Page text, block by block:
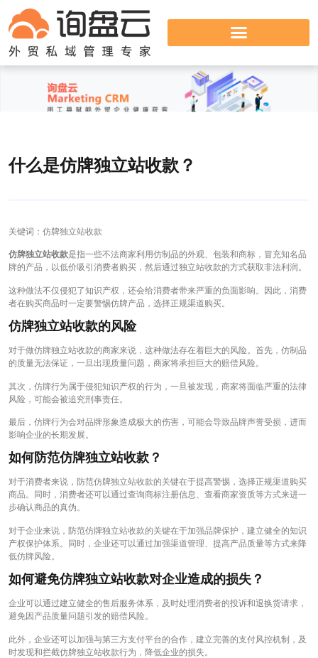
什么是仿牌独立站收款？
关键词：仿牌独立站收款
仿牌独立站收款是指一些不法商家利用仿制品的外观、包装和商标，冒充知名品
牌的产品，以低价吸引消费者购买，然后通过独立站收款的方式获取非法利润。
这种做法不仅侵犯了知识产权，还会给消费者带来严重的负面影响。因此，消费
者在购买商品时一定要警惕仿牌产品，选择正规渠道购买。
仿牌独立站收款的风险
对于做仿牌独立站收款的商家来说，这种做法存在着巨大的风险。首先，仿制品
的质量无法保证，一旦出现质量问题，商家将承担巨大的赔偿风险。
其次，仿牌行为属于侵犯知识产权的行为，一旦被发现，商家将面临严重的法律
风险，可能会被追究刑事责任。
最后，仿牌行为会对品牌形象造成极大的伤害，可能会导致品牌声誉受损，进而
影响企业的长期发展。
如何防范仿牌独立站收款？
对于消费者来说，防范仿牌独立站收款的关键在于提高警惕，选择正规渠道购买
商品。同时，消费者还可以通过查询商标注册信息、查看商家资质等方式来进一
步确认商品的真伪。
对于企业来说，防范仿牌独立站收款的关键在于加强品牌保护，建立健全的知识
产权保护体系。同时，企业还可以通过加强渠道管理、提高产品质量等方式来降
低仿牌风险。
如何避免仿牌独立站收款对企业造成的损失？
企业可以通过建立健全的售后服务体系，及时处理消费者的投诉和退换货请求，
避免因产品质量问题引发的赔偿风险。
此外，企业还可以加强与第三方支付平台的合作，建立完善的支付风控机制，及
时发现和拦截仿牌独立站收款行为，降低企业的损失。